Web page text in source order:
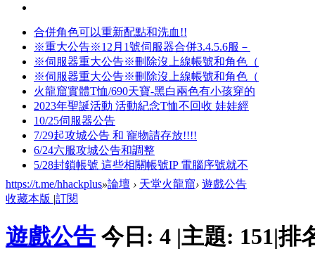
合併角色可以重新配點和洗血!!
※重大公告※12月1號伺服器合併3.4.5.6服－
※伺服器重大公告※刪除沒上線帳號和角色（
※伺服器重大公告※刪除沒上線帳號和角色（
火龍窟實體T恤/690天寶-黑白兩色有小孩穿的
2023年聖誕活動 活動紀念T恤不回收 娃娃經
10/25伺服器公告
7/29起攻城公告 和 寵物請存放!!!!
6/24六服攻城公告和調整
5/28封鎖帳號 這些相關帳號IP 電腦序號就不
https://t.me/hhackplus»論壇 › 天堂火龍窟› 遊戲公告
收藏本版 |訂閱
遊戲公告 今日: 4 |主題: 151|排